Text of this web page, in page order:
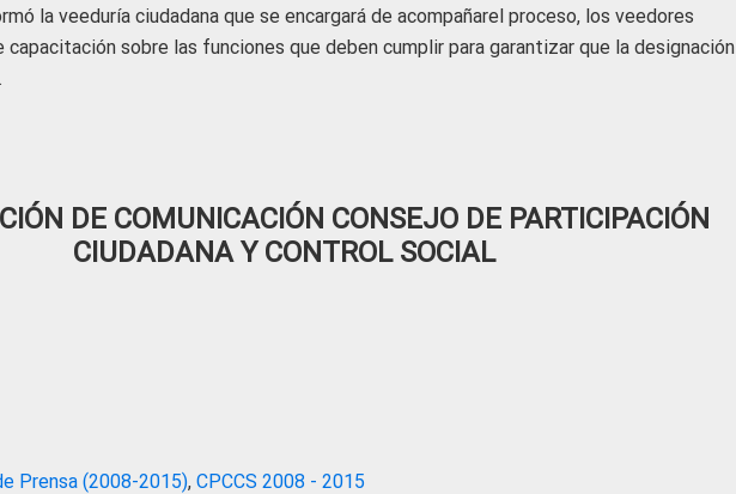
la veeduría ciudadana que se encargará de acompañarel proceso, los veedores
sobre las funciones que deben cumplir para garantizar que la
DE COMUNICACIÓN CONSEJO DE PARTICIPACIÓN
CIUDADANA Y CONTROL SOCIAL
Prensa (2008-2015), CPCCS 2008 - 2015